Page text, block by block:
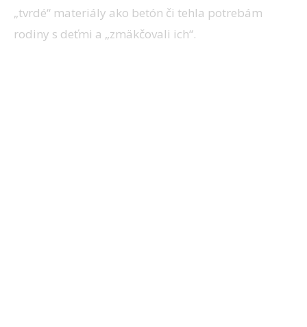
„tvrdé“ materiály ako betón či tehla potrebám
rodiny s deťmi a „zmäkčovali ich“.